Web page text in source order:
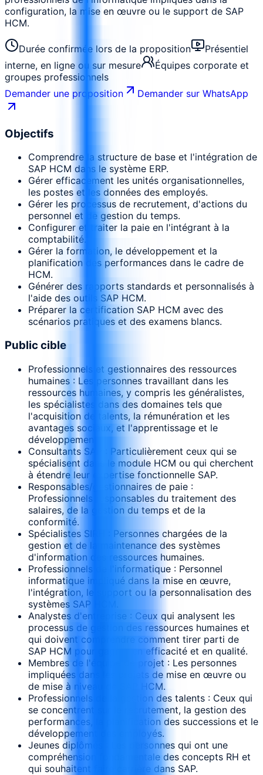
configuration, la mise en œuvre ou le support de SAP
HCM.
Durée confirmée lors de la proposition
Présentiel
interne, en ligne ou sur mesure
Équipes corporate et
groupes professionnels
Demander une proposition
Demander sur WhatsApp
Objectifs
Comprendre la structure de base et l'intégration de
SAP HCM dans le système ERP.
Gérer efficacement les unités organisationnelles,
les postes et les données des employés.
Gérer les processus de recrutement, d'actions du
personnel et de gestion du temps.
Configurer et traiter la paie en l'intégrant à la
comptabilité.
Gérer la formation, le développement et la
planification des performances dans le cadre de
HCM.
Générer des rapports standards et personnalisés à
l'aide des outils SAP HCM.
Préparer la certification SAP HCM avec des
scénarios pratiques et des examens blancs.
Public cible
Professionnels et gestionnaires des ressources
humaines : Les personnes travaillant dans les
ressources humaines, y compris les généralistes,
les spécialistes dans des domaines tels que
l'acquisition de talents, la rémunération et les
avantages sociaux, et l'apprentissage et le
développement.
Consultants SAP : Particulièrement ceux qui se
spécialisent dans le module HCM ou qui cherchent
à étendre leur expertise fonctionnelle SAP.
Responsables/gestionnaires de paie :
Professionnels responsables du traitement des
salaires, de la gestion du temps et de la
conformité.
Spécialistes SIRH : Personnes chargées de la
gestion et de la maintenance des systèmes
d'information des ressources humaines.
Professionnels de l'informatique : Personnel
informatique impliqué dans la mise en œuvre,
l'intégration, le support ou la personnalisation des
systèmes SAP HCM.
Analystes d'entreprise : Ceux qui analysent les
processus de gestion des ressources humaines et
qui doivent comprendre comment tirer parti de
SAP HCM pour gagner en efficacité et en qualité.
Membres de l'équipe de projet : Les personnes
impliquées dans les projets de mise en œuvre ou
de mise à niveau de SAP HCM.
Professionnels de la gestion des talents : Ceux qui
se concentrent sur le recrutement, la gestion des
performances, la planification des successions et le
développement des employés.
Jeunes diplômés : Les personnes qui ont une
compréhension fondamentale des concepts RH et
qui souhaitent faire carrière dans SAP.